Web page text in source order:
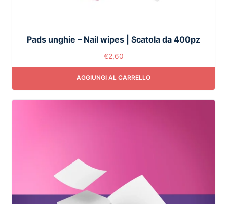
Pads unghie – Nail wipes | Scatola da 400pz
€2,60
AGGIUNGI AL CARRELLO